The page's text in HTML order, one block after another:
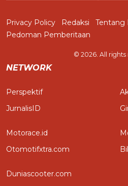
Privacy Policy Redaksi
Tentang
Pedoman Pemberitaan
© 2026. All rights
NETWORK
Perspektif
JurnalisID
Motorace.id
Otomotifxtra.com
Duniascooter.com